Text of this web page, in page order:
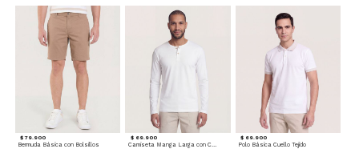
$ 79.900
Bermuda Básica con Bolsillos
$ 69.900
Camiseta Manga Larga con Cuello Henley
$ 69.900
Polo Básica Cuello Tejido